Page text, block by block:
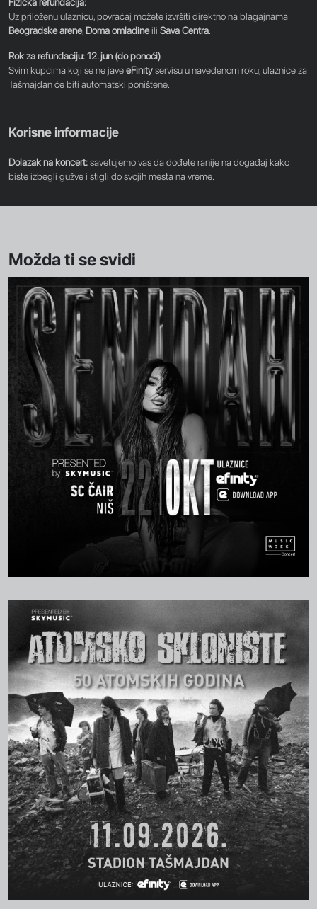
Uz priloženu ulaznicu, povraćaj možete izvršiti direktno na blagajnama
Beogradske arene, Doma omladineili Sava Centra
Rok za refundaciju:12. jun (do ponoći)
Svim kupcima koji se ne javeeFinityservisu u navedenom roku, ulaznice za
Tašmajdan će biti automatski poništene.
Korisne informacije
Dolazak na koncert:savetujemo vas da dođete ranije na događaj kako
biste izbegli gužve i stigli do svojih mesta na vreme.
Možda ti se svidi